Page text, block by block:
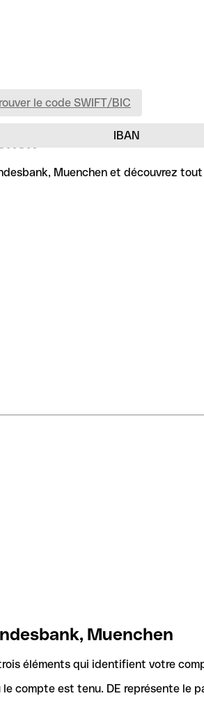
IBAN
le code SWIFT/BIC
Muenchen et découvrez
Muenchen
éléments qui identifient votre
compte est tenu. DE représente le